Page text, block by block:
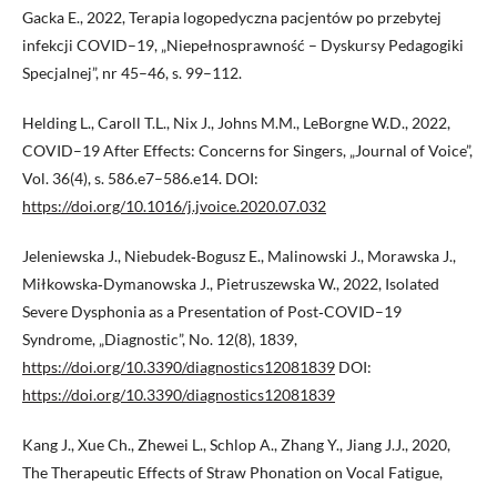
Gacka E., 2022, Terapia logopedyczna pacjentów po przebytej
infekcji COVID–19, „Niepełnosprawność – Dyskursy Pedagogiki
Specjalnej”, nr 45–46, s. 99–112.
Helding L., Caroll T.L., Nix J., Johns M.M., LeBorgne W.D., 2022,
COVID–19 After Effects: Concerns for Singers, „Journal of Voice”,
Vol. 36(4), s. 586.e7–586.e14. DOI:
https://doi.org/10.1016/j.jvoice.2020.07.032
Jeleniewska J., Niebudek‑Bogusz E., Malinowski J., Morawska J.,
Miłkowska‑Dymanowska J., Pietruszewska W., 2022, Isolated
Severe Dysphonia as a Presentation of Post‑COVID–19
Syndrome, „Diagnostic”, No. 12(8), 1839,
https://doi.org/10.3390/diagnostics12081839 DOI:
https://doi.org/10.3390/diagnostics12081839
Kang J., Xue Ch., Zhewei L., Schlop A., Zhang Y., Jiang J.J., 2020,
The Therapeutic Effects of Straw Phonation on Vocal Fatigue,